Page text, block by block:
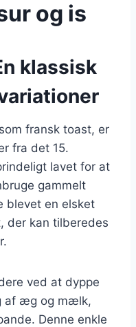
og is
klassisk
fransk toast, er
fra det 15.
lavet for at
gammelt
blevet en elsket
der kan tilberedes
ved at dyppe
af æg og mælk,
Denne enkle